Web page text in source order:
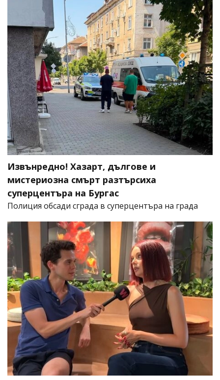
Извънредно! Хазарт, дългове и
мистериозна смърт разтърсиха
суперцентъра на Бургас
Полиция обсади сграда в суперцентъра на града